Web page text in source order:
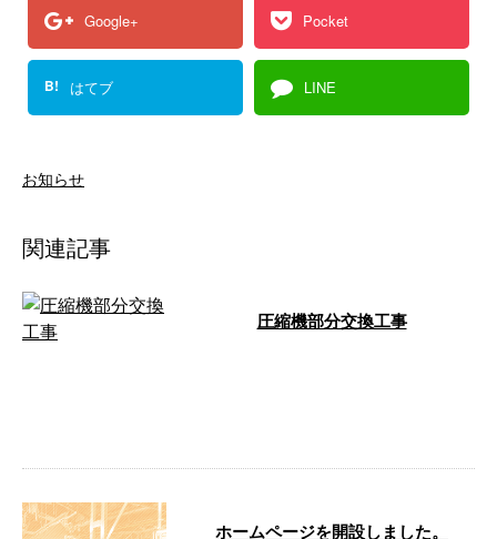
Google+ Pocket
B! はてブ LINE
お知らせ
関連記事
圧縮機部分交換工事
ホームページを開設しました。